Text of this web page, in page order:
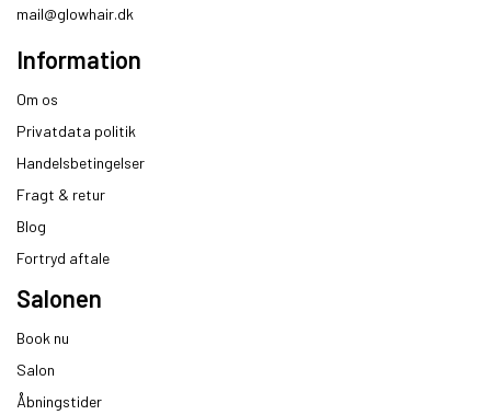
mail@glowhair.dk
Information
Om os
Privatdata politik
Handelsbetingelser
Fragt & retur
Blog
Fortryd aftale
Salonen
Book nu
Salon
Åbningstider